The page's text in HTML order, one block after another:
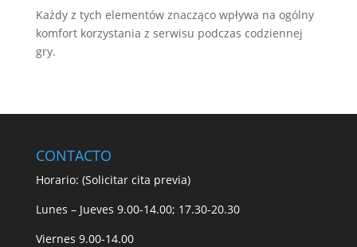
Każdy z tych elementów znacząco wpływa na ogólny
komfort korzystania z serwisu podczas codziennej
gry.
CONTACTO
Horario: (Solicitar cita previa)
Lunes – Jueves 9.00-14.00; 17.30-20.30
Viernes 9.00-14.00